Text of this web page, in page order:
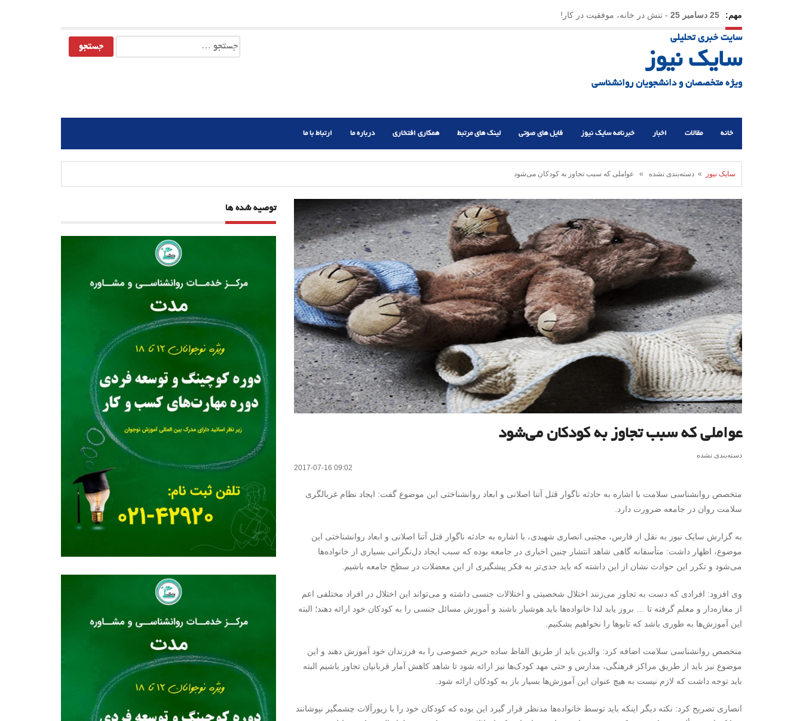
مهم: 25 دسامبر 25 - تنش در خانه، موفقیت در کار!
23 دسامبر 25
سایت خبری تحلیلی
سایک نیوز
ویژه متخصصان و دانشجویان روانشناسی
جستجو
برای:
خانه مقالات اخبار خبرنامه سایک نیوز فایل های صوتی لینک های مرتبط همکاری افتخاری درباره ما ارتباط با ما
سایک نیوز » دسته‌بندی نشده » عواملی که سبب تجاوز به کودکان می‌شود
عواملی که سبب تجاوز به کودکان می‌شود
دسته‌بندی نشده
2017-07-16 09:02
متخصص روانشناسی سلامت با اشاره به حادثه ناگوار قتل آتنا اصلانی و ابعاد روانشناختی این موضوع گفت: ایجاد نظام غربالگری
سلامت روان در جامعه ضرورت دارد.
به گزارش سایک نیوز به نقل از فارس، مجتبی انصاری شهیدی، با اشاره به حادثه ناگوار قتل آتنا اصلانی و ابعاد روانشناختی این
موضوع، اظهار داشت: متأسفانه گاهی شاهد انتشار چنین اخباری در جامعه بوده که سبب ایجاد دل‌نگرانی بسیاری از خانواده‌ها
می‌شود و تکرر این حوادث نشان از این داشته که باید جدی‌تر به فکر پیشگیری از این معضلات در سطح جامعه باشیم.
وی افزود: افرادی که دست به تجاوز می‌زنند اختلال شخصیتی و اختلالات جنسی داشته و می‌تواند این اختلال در افراد مختلفی اعم
از مغازه‌دار و معلم گرفته تا … بروز یابد لذا خانواده‌ها باید هوشیار باشند و آموزش مسائل جنسی را به کودکان خود ارائه دهند؛ البته
این آموزش‌ها به طوری باشد که تابوها را نخواهیم بشکنیم.
متخصص روانشناسی سلامت اضافه کرد: والدین باید از طریق الفاظ ساده حریم خصوصی را به فرزندان خود آموزش دهند و این
موضوع نیز باید از طریق مراکز فرهنگی، مدارس و حتی مهد کودک‌ها نیز ارائه شود تا شاهد کاهش آمار قربانیان تجاوز باشیم البته
باید توجه داشت که لازم نیست به هیچ عنوان این آموزش‌ها بسیار باز به کودکان ارائه شود.
انصاری تصریح کرد: نکته دیگر اینکه باید توسط خانواده‌ها مدنظر قرار گیرد این بوده که کودکان خود را با زیورآلات چشمگیر نپوشانند
توصیه شده ها